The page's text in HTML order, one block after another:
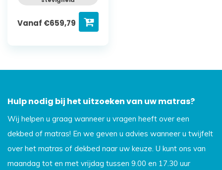
Vanaf €659,79
Hulp nodig bij het uitzoeken van uw matras?
Wij helpen u graag wanneer u vragen heeft over een
dekbed of matras! En we geven u advies wanneer u twijfelt
over het matras of dekbed naar uw keuze. U kunt ons van
maandag tot en met vrijdag tussen 9.00 en 17.30 uur